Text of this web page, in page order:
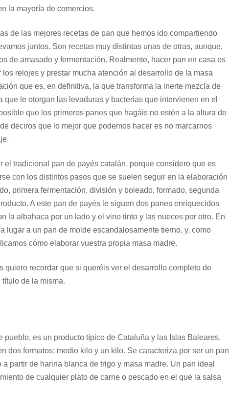
la mayoría de comercios.
de las mejores recetas de pan que hemos ido compartiendo
juntos. Son recetas muy distintas unas de otras, aunque,
de amasado y fermentación. Realmente, hacer pan en casa es
relojes y prestar mucha atención al desarrollo de la masa
que es, en definitiva, la que transforma la inerte mezcla de
le otorgan las levaduras y bacterias que intervienen en el
que los primeros panes que hagáis no estén a la altura de
deciros que lo mejor que podemos hacer es no marcarnos
el tradicional pan de payés catalán, porque considero que es
con los distintos pasos que se suelen seguir en la elaboración
primera fermentación, división y boleado, formado, segunda
A este pan de payés le siguen dos panes enriquecidos
la albahaca por un lado y el vino tinto y las nueces por otro. En
lugar a un pan de molde escandalosamente tierno, y, como
cómo elaborar vuestra propia masa madre.
quiero recordar que si queréis ver el desarrollo completo de
de la misma.
pueblo, es un producto típico de Cataluña y las Islas Baleares.
dos formatos; medio kilo y un kilo. Se caracteriza por ser un pan
partir de harina blanca de trigo y masa madre. Un pan ideal
de cualquier plato de carne o pescado en el que la salsa